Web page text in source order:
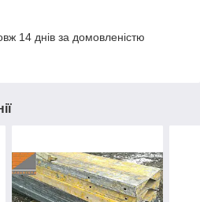
14 днів за домовленістю